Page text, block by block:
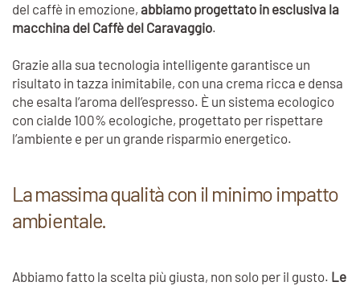
del caffè in emozione, abbiamo progettato in esclusiva la
macchina del Caffè del Caravaggio.
Grazie alla sua tecnologia intelligente garantisce un
risultato in tazza inimitabile, con una crema ricca e densa
che esalta l’aroma dell’espresso. È un sistema ecologico
con cialde 100% ecologiche, progettato per rispettare
l’ambiente e per un grande risparmio energetico.
La massima qualità con il minimo impatto
ambientale.
Abbiamo fatto la scelta più giusta, non solo per il gusto. Le